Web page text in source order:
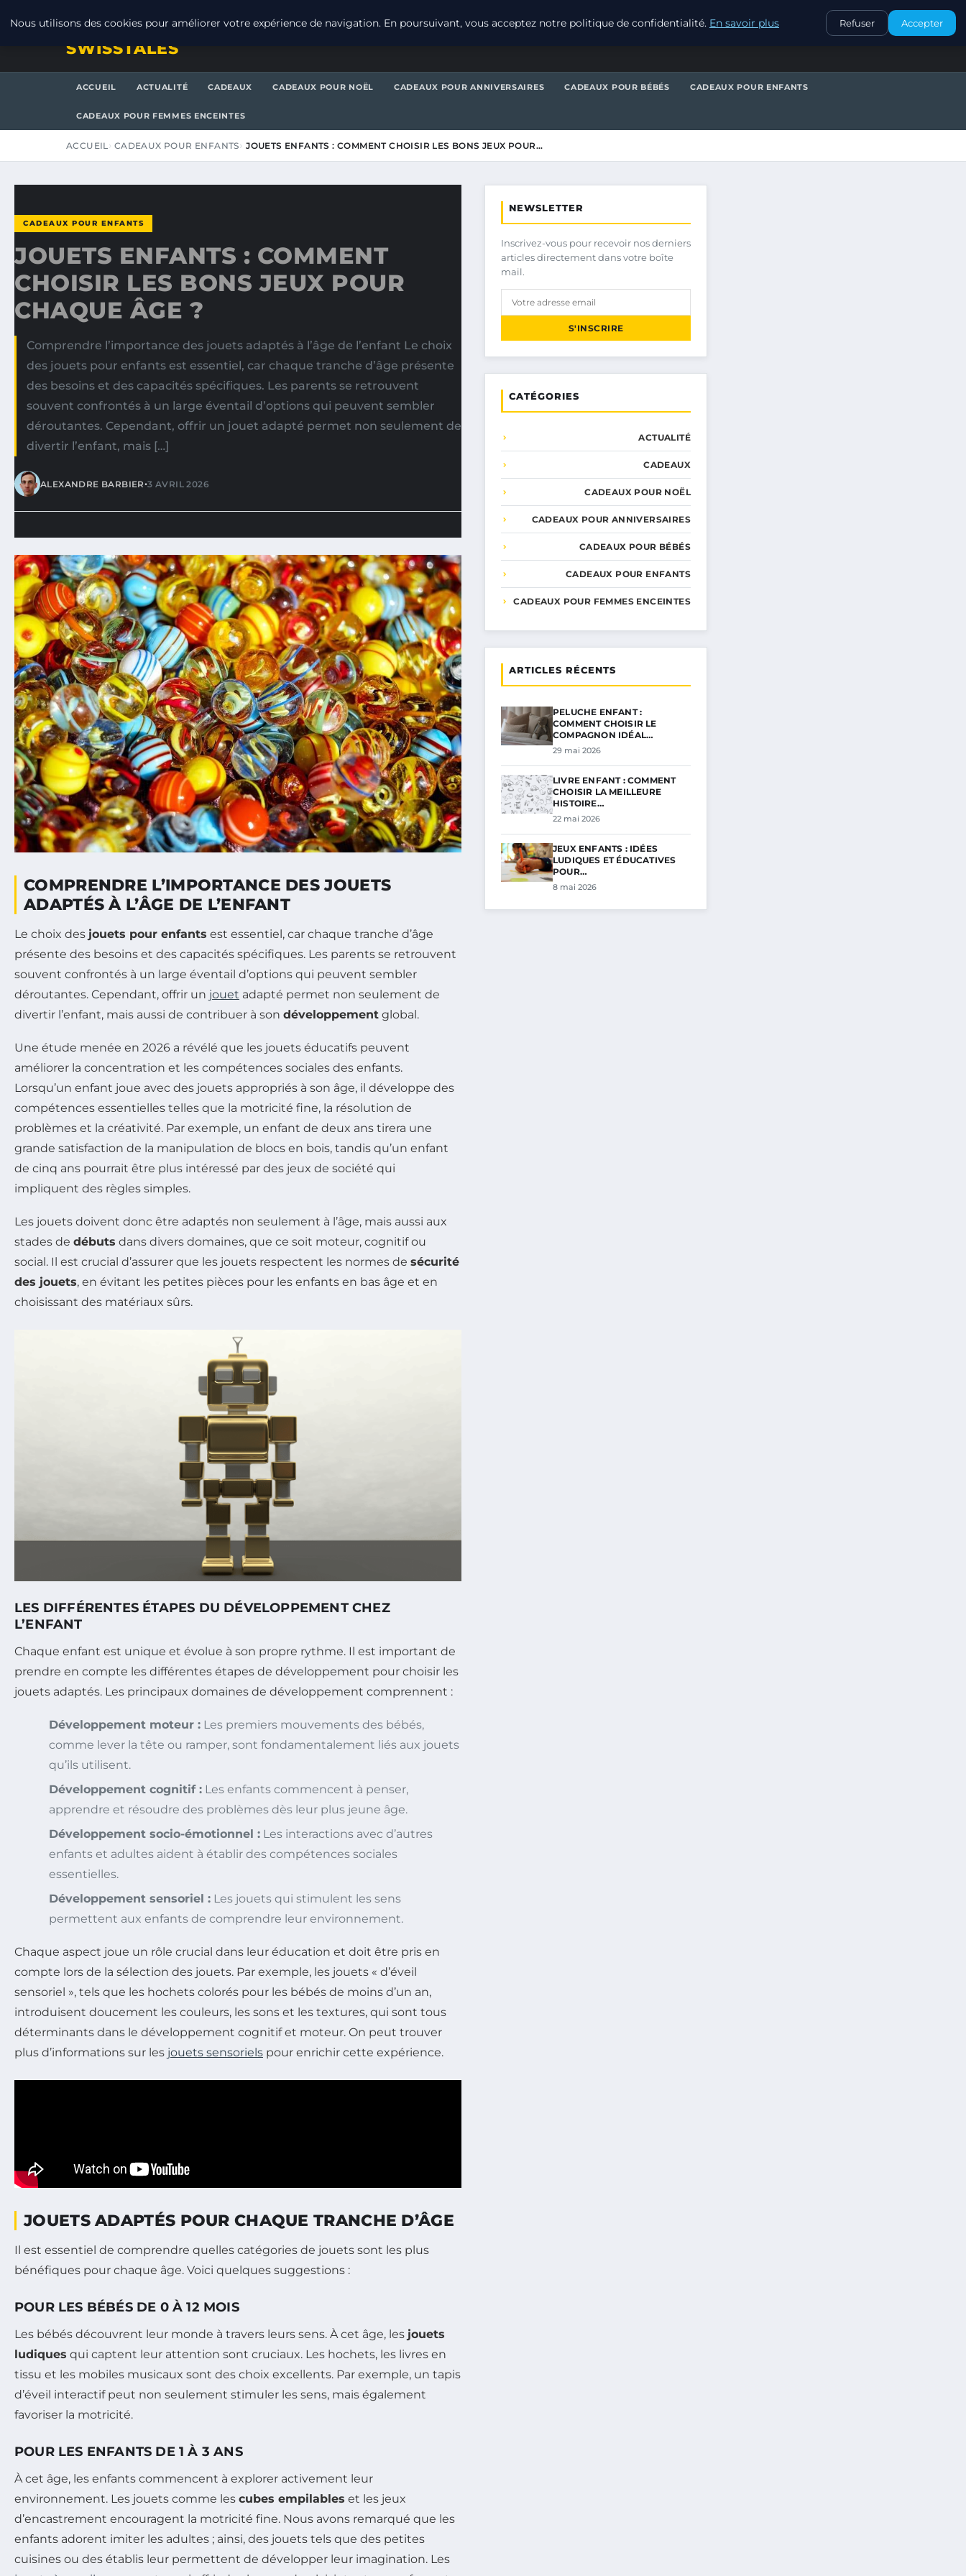
CONTACT
SWISSTALES
ACCUEIL ACTUALITÉ CADEAUX CADEAUX POUR NOËL CADEAUX POUR ANNIVERSAIRES CADEAUX POUR BÉBÉS CADEAUX POUR ENFANTS
CADEAUX POUR FEMMES ENCEINTES
ACCUEIL CADEAUX POUR ENFANTS JOUETS ENFANTS : COMMENT CHOISIR LES BONS JEUX POUR…
CADEAUX POUR ENFANTS
JOUETS ENFANTS : COMMENT
CHOISIR LES BONS JEUX POUR
CHAQUE ÂGE ?
Comprendre l’importance des jouets adaptés à l’âge de l’enfant Le choix
des jouets pour enfants est essentiel, car chaque tranche d’âge présente
des besoins et des capacités spécifiques. Les parents se retrouvent
souvent confrontés à un large éventail d’options qui peuvent sembler
déroutantes. Cependant, offrir un jouet adapté permet non seulement de
divertir l’enfant, mais […]
ALEXANDRE BARBIER•3 AVRIL 2026
COMPRENDRE L’IMPORTANCE DES JOUETS
ADAPTÉS À L’ÂGE DE L’ENFANT
Le choix des jouets pour enfants est essentiel, car chaque tranche d’âge
présente des besoins et des capacités spécifiques. Les parents se retrouvent
souvent confrontés à un large éventail d’options qui peuvent sembler
déroutantes. Cependant, offrir un jouet adapté permet non seulement de
divertir l’enfant, mais aussi de contribuer à son développement global.
Une étude menée en 2026 a révélé que les jouets éducatifs peuvent
améliorer la concentration et les compétences sociales des enfants.
Lorsqu’un enfant joue avec des jouets appropriés à son âge, il développe des
compétences essentielles telles que la motricité fine, la résolution de
problèmes et la créativité. Par exemple, un enfant de deux ans tirera une
grande satisfaction de la manipulation de blocs en bois, tandis qu’un enfant
de cinq ans pourrait être plus intéressé par des jeux de société qui
impliquent des règles simples.
Les jouets doivent donc être adaptés non seulement à l’âge, mais aussi aux
stades de débuts dans divers domaines, que ce soit moteur, cognitif ou
social. Il est crucial d’assurer que les jouets respectent les normes de sécurité
des jouets, en évitant les petites pièces pour les enfants en bas âge et en
choisissant des matériaux sûrs.
LES DIFFÉRENTES ÉTAPES DU DÉVELOPPEMENT CHEZ
L’ENFANT
Chaque enfant est unique et évolue à son propre rythme. Il est important de
prendre en compte les différentes étapes de développement pour choisir les
jouets adaptés. Les principaux domaines de développement comprennent :
Développement moteur : Les premiers mouvements des bébés,
comme lever la tête ou ramper, sont fondamentalement liés aux jouets
qu’ils utilisent.
Développement cognitif : Les enfants commencent à penser,
apprendre et résoudre des problèmes dès leur plus jeune âge.
Développement socio-émotionnel : Les interactions avec d’autres
enfants et adultes aident à établir des compétences sociales
essentielles.
Développement sensoriel : Les jouets qui stimulent les sens
permettent aux enfants de comprendre leur environnement.
Chaque aspect joue un rôle crucial dans leur éducation et doit être pris en
compte lors de la sélection des jouets. Par exemple, les jouets « d’éveil
sensoriel », tels que les hochets colorés pour les bébés de moins d’un an,
introduisent doucement les couleurs, les sons et les textures, qui sont tous
déterminants dans le développement cognitif et moteur. On peut trouver
plus d’informations sur les jouets sensoriels pour enrichir cette expérience.
JOUETS ADAPTÉS POUR CHAQUE TRANCHE D’ÂGE
Il est essentiel de comprendre quelles catégories de jouets sont les plus
bénéfiques pour chaque âge. Voici quelques suggestions :
POUR LES BÉBÉS DE 0 À 12 MOIS
Les bébés découvrent leur monde à travers leurs sens. À cet âge, les jouets
ludiques qui captent leur attention sont cruciaux. Les hochets, les livres en
tissu et les mobiles musicaux sont des choix excellents. Par exemple, un tapis
d’éveil interactif peut non seulement stimuler les sens, mais également
favoriser la motricité.
POUR LES ENFANTS DE 1 À 3 ANS
À cet âge, les enfants commencent à explorer activement leur
environnement. Les jouets comme les cubes empilables et les jeux
d’encastrement encouragent la motricité fine. Nous avons remarqué que les
enfants adorent imiter les adultes ; ainsi, des jouets tels que des petites
cuisines ou des établis leur permettent de développer leur imagination. Les
NEWSLETTER
Inscrivez-vous pour recevoir nos derniers
articles directement dans votre boîte
mail.
S'INSCRIRE
CATÉGORIES
ACTUALITÉ
CADEAUX
CADEAUX POUR NOËL
CADEAUX POUR ANNIVERSAIRES
CADEAUX POUR BÉBÉS
CADEAUX POUR ENFANTS
CADEAUX POUR FEMMES ENCEINTES
ARTICLES RÉCENTS
PELUCHE ENFANT :
COMMENT CHOISIR LE
COMPAGNON IDÉAL…
29 mai 2026
LIVRE ENFANT : COMMENT
CHOISIR LA MEILLEURE
HISTOIRE…
22 mai 2026
JEUX ENFANTS : IDÉES
LUDIQUES ET ÉDUCATIVES
POUR…
8 mai 2026
Nous utilisons des cookies pour améliorer votre expérience de navigation. En poursuivant, vous acceptez notre politique de confidentialité. En savoir plus Refuser Accepter